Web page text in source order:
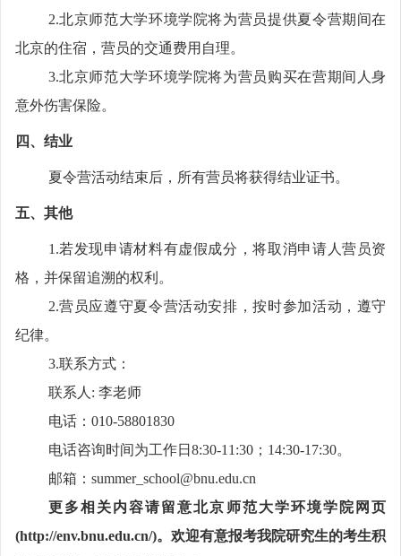
2.北京师范大学环境学院将为营员提供夏令营期间在
北京的住宿，营员的交通费用自理。
3.北京师范大学环境学院将为营员购买在营期间人身
意外伤害保险。
四、结业
夏令营活动结束后，所有营员将获得结业证书。
五、其他
1.若发现申请材料有虚假成分，将取消申请人营员资
格，并保留追溯的权利。
2.营员应遵守夏令营活动安排，按时参加活动，遵守
纪律。
3.联系方式：
联系人 : 李老师
电话： 010-58801830
电话咨询时间为工作日 8:30-11:30； 14:30-17:30。
邮箱： summer_school@bnu.edu.cn
更多相关内容请留意北京师范大学环境学院网页
(http://env.bnu.edu.cn/)。欢迎有意报考我院研究生的考生积